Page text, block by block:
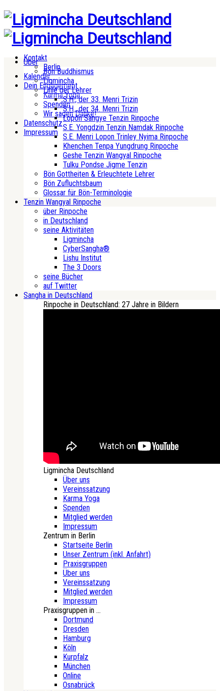
Kontakt
Berlin
Kalender
Dein Engagement
Karma Yoga
Spenden
Wir sagen Danke!
Datenschutz
Impressum
Über
Bön Buddhismus
Ligmincha
Linie der Lehrer
S.H., der 33. Menri Trizin
S.H., der 34. Menri Trizin
Lopön Sangye Tenzin Rinpoche
S.E. Yongdzin Tenzin Namdak Rinpoche
S.E. Menri Lopon Trinley Nyima Rinpoche
Khenchen Tenpa Yungdrung Rinpoche
Geshe Tenzin Wangyal Rinpoche
Tulku Pondse Jigme Tenzin
Bön Gottheiten & Erleuchtete Lehrer
Bön Zufluchtsbaum
Glossar für Bön-Terminologie
Tenzin Wangyal Rinpoche
über Rinpoche
in Deutschland
seine Aktivitäten
Ligmincha
CyberSangha®
Lishu Institut
The 3 Doors
seine Bücher
auf Twitter
Sangha in Deutschland
Rinpoche in Deutschland: 27 Jahre in Bildern
Ligmincha Deutschland
Über uns
Vereinssatzung
Karma Yoga
Spenden
Mitglied werden
Impressum
Zentrum in Berlin
Startseite Berlin
Unser Zentrum (inkl. Anfahrt)
Praxisgruppen
Über uns
Vereinssatzung
Mitglied werden
Impressum
Praxisgruppen in ...
Dortmund
Dresden
Hamburg
Köln
Kurpfalz
München
Online
Osnabrück